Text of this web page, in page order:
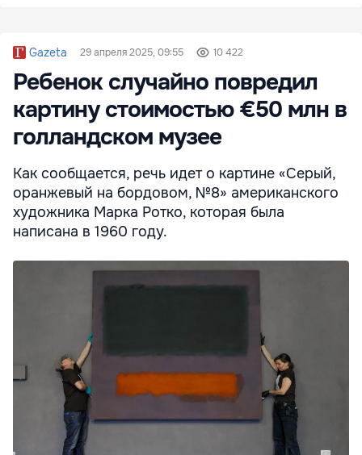
Gazeta 29 апреля 2025, 09:55 10 422
Ребенок случайно повредил
картину стоимостью €50 млн в
голландском музее
Как сообщается, речь идет о картине «Серый,
оранжевый на бордовом, №8» американского
художника Марка Ротко, которая была
написана в 1960 году.